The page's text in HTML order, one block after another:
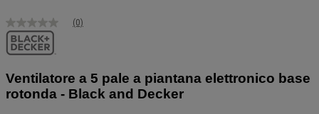
Nessuna
valutazione
Stesso
alla
pagina.
(0)
Ventilatore a 5 pale a piantana elettronico base
rotonda - Black and Decker